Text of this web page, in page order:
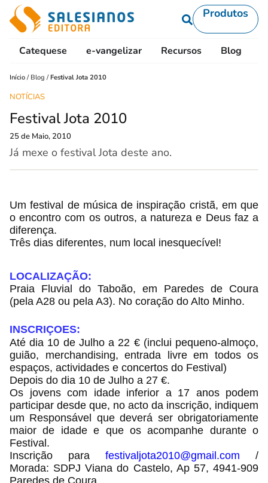
Produtos
Catequese e-vangelizar Recursos Blog
Início / Blog /Festival Jota 2010
NOTÍCIAS
Festival Jota 2010
25 de Maio, 2010
Já mexe o festival Jota deste ano.
Um festival de música de inspiração cristã, em que
o encontro com os outros, a natureza e Deus faz a
diferença.
Três dias diferentes, num local inesquecível!
LOCALIZAÇÃO:
Praia Fluvial do Taboão, em Paredes de Coura
(pela A28 ou pela A3). No coração do Alto Minho.
INSCRIÇOES:
Até dia 10 de Julho a 22 € (inclui pequeno-almoço,
guião, merchandising, entrada livre em todos os
espaços, actividades e concertos do Festival)
Depois do dia 10 de Julho a 27 €.
Os jovens com idade inferior a 17 anos podem
participar desde que, no acto da inscrição, indiquem
um Responsável que deverá ser obrigatoriamente
maior de idade e que os acompanhe durante o
Festival.
Inscrição para festivaljota2010@gmail.com /
Morada: SDPJ Viana do Castelo, Ap 57, 4941-909
Paredes de Coura